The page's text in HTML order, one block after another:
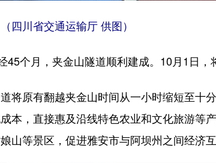
四川省交通运输厅 供图）
45个月，夹金山隧道顺利建成。10月1日，
将原有翻越夹金山时间从一小时缩短至十
本，直接惠及沿线特色农业和文化旅游等
山等景区，促进雅安市与阿坝州之间经济互